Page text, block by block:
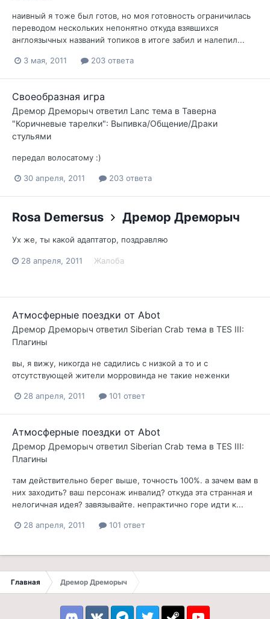
наивный я тоже был готов, но моя готовность ограничилась
переводом нескольких непонятно откуда взявшихся
англоязычных названий топиков в итоге забил и налепил...
3 мая, 2011 203 ответа
Своеобразная игра
Дремор Дреморыч ответил Lanc тема в Таверна
"Коричневые тарелки": Выпивка/Общение/Драки
стульями
передал волосатому :)
30 апреля, 2011 203 ответа
Rosa Demersus Дремор Дреморыч
Ух же, ты какой адаптатор, поздравляю
28 апреля, 2011 Жалоба
Атмосферные поездки от Abot
Дремор Дреморыч ответил Siberian Crab тема в TES III:
Плагины
вы, я вижу, никогда не садились с низкой а то и с
отсутствующей жители морровинда не такие неженки
28 апреля, 2011 101 ответ
Атмосферные поездки от Abot
Дремор Дреморыч ответил Siberian Crab тема в TES III:
Плагины
там действительно берег выше, точность 100%. а зачем вам в
них заходить? ваш персонаж инвалид? откуда эта странная и
нелогичная идея? завязывайте. непрактично горе идти к...
28 апреля, 2011 101 ответ
Главная Дремор Дреморыч